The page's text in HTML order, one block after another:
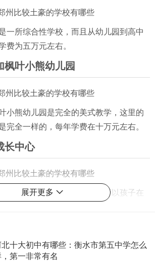
所综合性学校，而且从幼儿园到高中
费为五万元左右。
枫叶小熊幼儿园
熊幼儿园是完全的美式教学，这里的
完全一样的，每年学费在十万元左右。
长中心
就好像一个大型游乐场，所以孩子在
区伯利恒外语幼儿园
展开更多
十大初中有哪些：衡水市第五中学怎么
第一非常有名